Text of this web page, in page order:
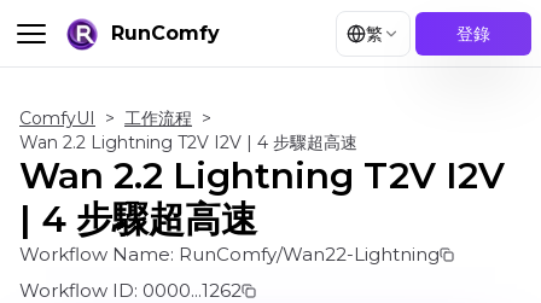
RunComfy 繁 登錄
ComfyUI > 工作流程 >
Wan 2.2 Lightning T2V I2V | 4 步驟超高速
Wan 2.2 Lightning T2V I2V
| 4 步驟超高速
Workflow Name: RunComfy/Wan22-Lightning
Workflow ID: 0000...1262